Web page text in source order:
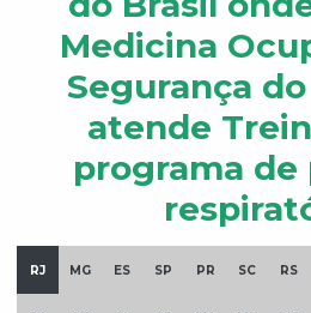
Medicina
Segurança
atende
programa de
RJ MG ES SP PR SC RS